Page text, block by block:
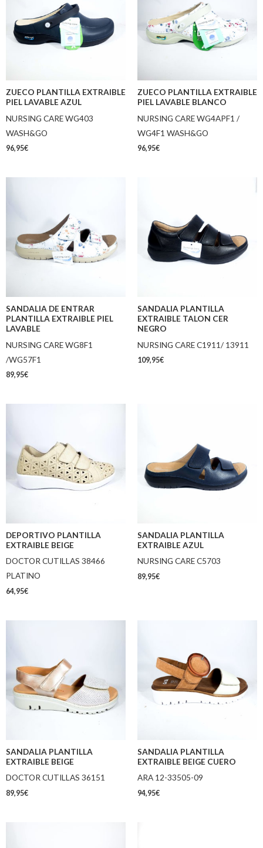
ZUECO PLANTILLA EXTRAIBLE
PIEL LAVABLE AZUL
NURSING CARE WG403
WASH&GO
96,95€
ZUECO PLANTILLA EXTRAIBLE
PIEL LAVABLE BLANCO
NURSING CARE WG4APF1 /
WG4F1 WASH&GO
96,95€
SANDALIA DE ENTRAR
PLANTILLA EXTRAIBLE PIEL
LAVABLE
NURSING CARE WG8F1
/WG57F1
89,95€
SANDALIA PLANTILLA
EXTRAIBLE TALON CER
NEGRO
NURSING CARE C1911/ 13911
109,95€
DEPORTIVO PLANTILLA
EXTRAIBLE BEIGE
DOCTOR CUTILLAS 38466
PLATINO
64,95€
SANDALIA PLANTILLA
EXTRAIBLE AZUL
NURSING CARE C5703
89,95€
SANDALIA PLANTILLA
EXTRAIBLE BEIGE
DOCTOR CUTILLAS 36151
89,95€
SANDALIA PLANTILLA
EXTRAIBLE BEIGE CUERO
ARA 12-33505-09
94,95€